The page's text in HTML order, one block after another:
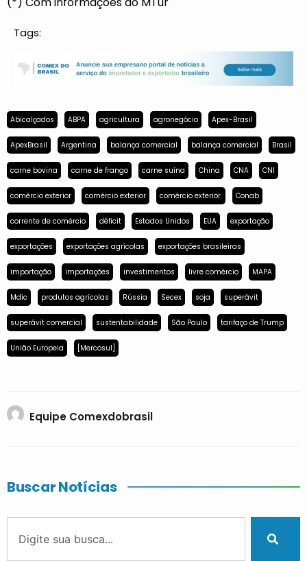
Tags:
Abicalçados ABPA agricultura agronegócio Apex-Brasil
ApexBrasil Argentina balança comercial balança comercial Brasil
carne bovina carne de frango carne suína China CNA CNI
comércio exterior comércio exterior comércio exterior. Conab
corrente de comércio déficit Estados Unidos EUA exportação
exportações exportações agrícolas exportações brasileiras
importação importações investimentos livre comércio MAPA
Mdic produtos agrícolas Rússia Secex soja superávit
superávit comercial sustentabilidade São Paulo tarifaço de Trump
União Europeia [Mercosul]
Equipe Comexdobrasil
Buscar Notícias